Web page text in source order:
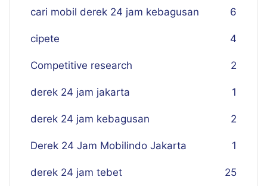
cari mobil derek 24 jam kebagusan 6
cipete 4
Competitive research 2
derek 24 jam jakarta 1
derek 24 jam kebagusan 2
Derek 24 Jam Mobilindo Jakarta 1
derek 24 jam tebet 25